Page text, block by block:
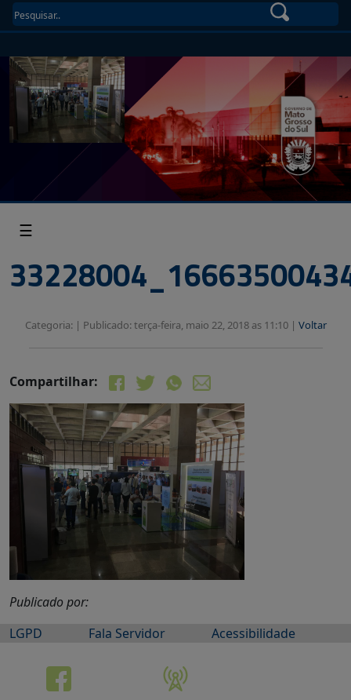
☰
Categoria: | Publicado: terça-feira, maio 22, 2018 as 11:10 | Voltar
Compartilhar:
Publicado por:
LGPD
Fala Servidor Acessibilidade